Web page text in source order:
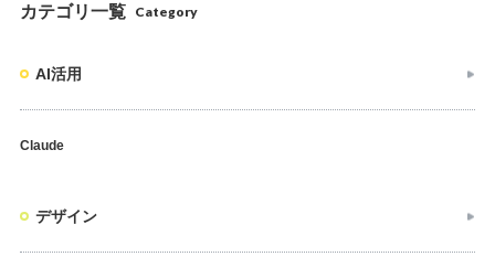
カテゴリ一覧 Category
AI活用
Claude
デザイン